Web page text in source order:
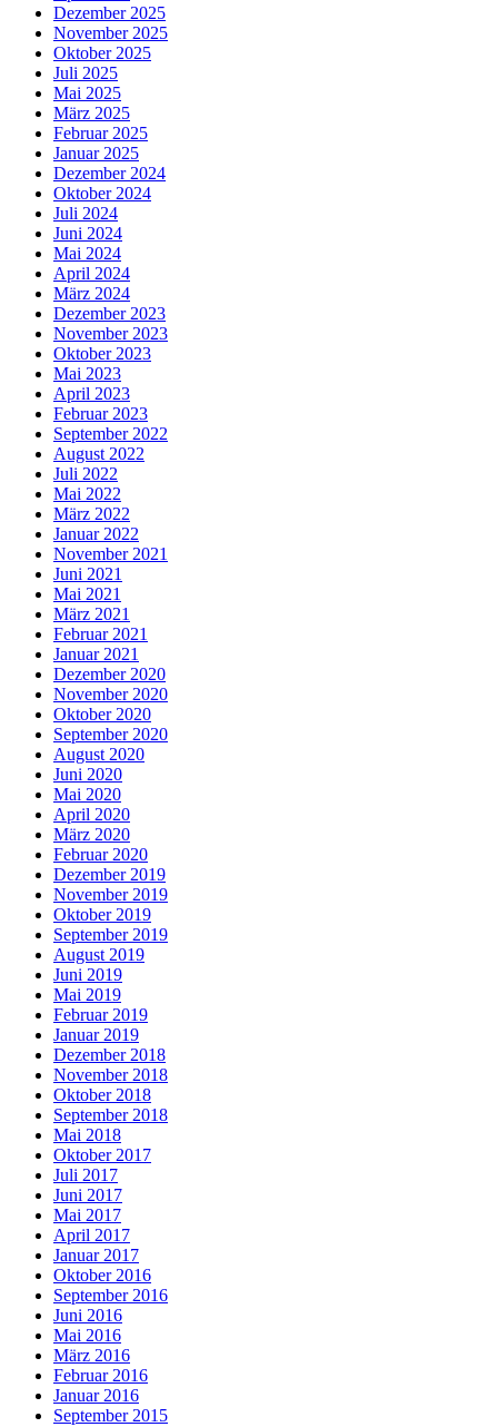
Dezember 2025
November 2025
Oktober 2025
Juli 2025
Mai 2025
März 2025
Februar 2025
Januar 2025
Dezember 2024
Oktober 2024
Juli 2024
Juni 2024
Mai 2024
April 2024
März 2024
Dezember 2023
November 2023
Oktober 2023
Mai 2023
April 2023
Februar 2023
September 2022
August 2022
Juli 2022
Mai 2022
März 2022
Januar 2022
November 2021
Juni 2021
Mai 2021
März 2021
Februar 2021
Januar 2021
Dezember 2020
November 2020
Oktober 2020
September 2020
August 2020
Juni 2020
Mai 2020
April 2020
März 2020
Februar 2020
Dezember 2019
November 2019
Oktober 2019
September 2019
August 2019
Juni 2019
Mai 2019
Februar 2019
Januar 2019
Dezember 2018
November 2018
Oktober 2018
September 2018
Mai 2018
Oktober 2017
Juli 2017
Juni 2017
Mai 2017
April 2017
Januar 2017
Oktober 2016
September 2016
Juni 2016
Mai 2016
März 2016
Februar 2016
Januar 2016
September 2015